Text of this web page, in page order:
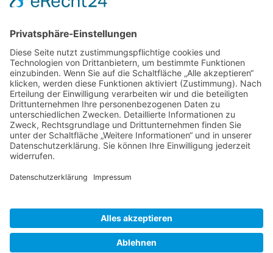
 (+49) 08231 / 96 30 96
 office@haugbuersten.de
Weitere Seiten
Hygienesortiment
Haushaltssortiment
Ansprechpartner
Jobs